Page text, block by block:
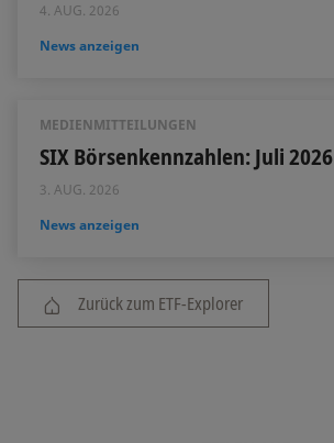
4. AUG. 2026
News anzeigen
MEDIENMITTEILUNGEN
SIX Börsenkennzahlen: Juli 2026
3. AUG. 2026
News anzeigen
Zurück zum ETF-Explorer